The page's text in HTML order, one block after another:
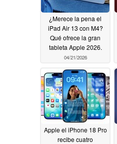
¿Merece la pena el
iPad Air 13 con M4?
Qué ofrece la gran
tableta Apple 2026.
04/21/2026
Apple el iPhone 18 Pro
recibe cuatro